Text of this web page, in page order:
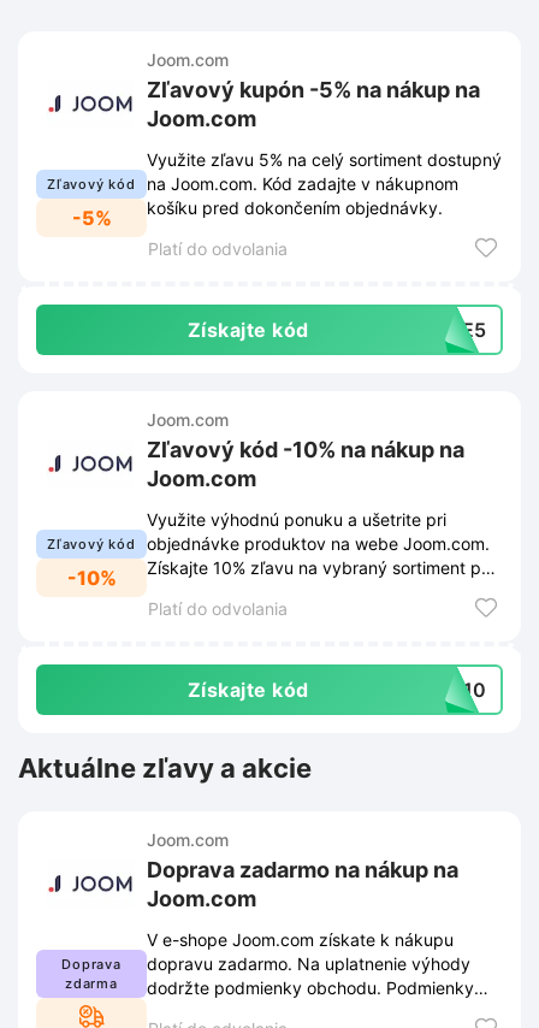
Zľavový kód
-5%
Joom.com
Zľavový kupón -5% na nákup na
Joom.com
Využite zľavu 5% na celý sortiment dostupný
na Joom.com. Kód zadajte v nákupnom
košíku pred dokončením objednávky.
Platí do odvolania
Získajte kód IVE5
Zľavový kód
-10%
Joom.com
Zľavový kód -10% na nákup na
Joom.com
Využite výhodnú ponuku a ušetrite pri
objednávke produktov na webe Joom.com.
Získajte 10% zľavu na vybraný sortiment po
Platí do odvolania
Získajte kód VE10
Aktuálne zľavy a akcie
Doprava
zdarma
Joom.com
Doprava zadarmo na nákup na
Joom.com
V e-shope Joom.com získate k nákupu
dopravu zadarmo. Na uplatnenie výhody
dodržte podmienky obchodu. Podmienky